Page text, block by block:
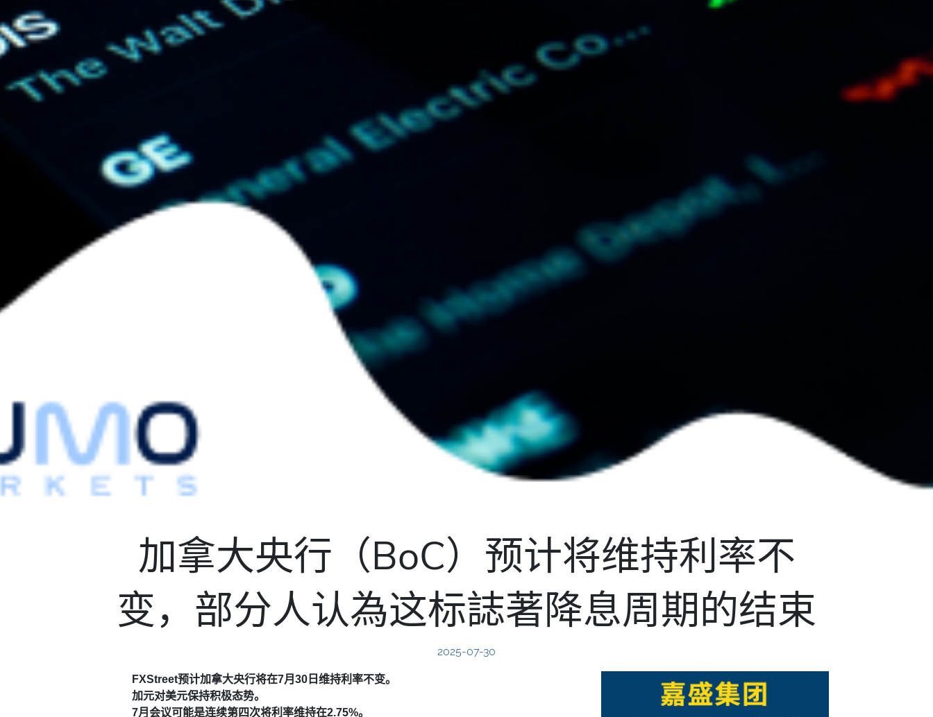
加拿大央行（BoC）预计将维持利率不
变，部分人认為这标誌著降息周期的结束
2025-07-30
FXStreet预计加拿大央行将在7月30日维持利率不变。
加元对美元保持积极态势。
7月会议可能是连续第四次将利率维持在2.75%。